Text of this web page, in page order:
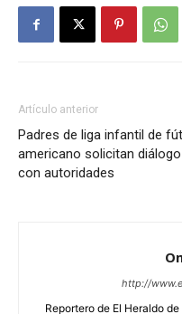
Artículo anterior
Padres de liga infantil de
americano solicitan diálogo
con autoridades
http://
Reportero de El Heraldo